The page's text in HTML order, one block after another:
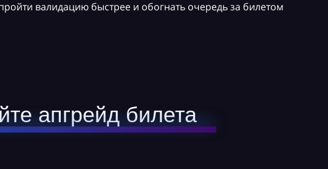
валидацию быстрее и обогнать очередь за билетом
апгрейд билета